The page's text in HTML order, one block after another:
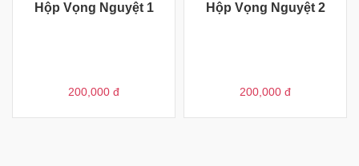
Hộp Vọng Nguyệt 1
200,000 đ
Hộp Vọng Nguyệt 2
200,000 đ